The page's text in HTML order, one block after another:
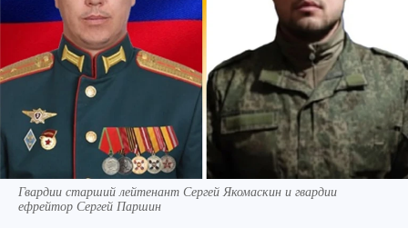
Гвардии старший лейтенант Сергей Якомаскин и гвардии
ефрейтор Сергей Паршин